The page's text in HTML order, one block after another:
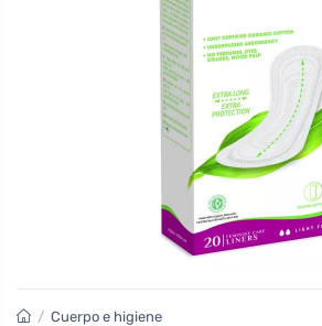
/ Cuerpo e higiene